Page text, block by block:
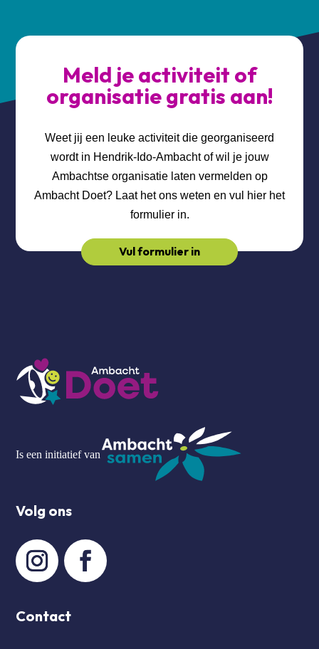
Meld je activiteit of
organisatie gratis aan!
Weet jij een leuke activiteit die georganiseerd
wordt in Hendrik-Ido-Ambacht of wil je jouw
Ambachtse organisatie laten vermelden op
Ambacht Doet? Laat het ons weten en vul hier het
formulier in.
Vul formulier in
Is een initiatief van
Volg ons
Contact